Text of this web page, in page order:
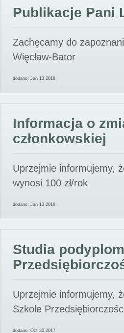
Publikacje Pani
Zachęcamy do
Więcław-Bator
dodano: Jan 13 2018
Informacja o
członkowskiej
Uprzejmie informujemy,
wynosi 100 zł/rok
dodano: Jan 13 2018
Studia
Uprzejmie informujemy,
Szkole
dodano: Oct 30 2017